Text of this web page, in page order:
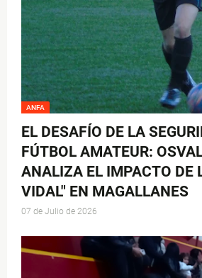
ANFA
EL DESAFÍO DE LA
FÚTBOL AMATEUR:
ANALIZA EL IMPACTO DE
VIDAL" EN MAGALLANES
07 de Julio de 2026